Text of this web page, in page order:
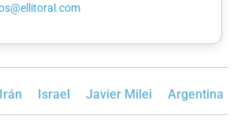
Irán Israel Javier Milei Argentina